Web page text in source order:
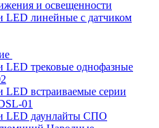
и освещенности
LED линейные с датчиком
LED трековые однофазные
LED встраиваемые серии
01
LED даунлайты СПО